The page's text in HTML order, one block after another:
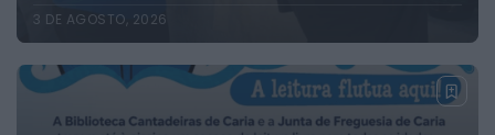
3 DE AGOSTO, 2026